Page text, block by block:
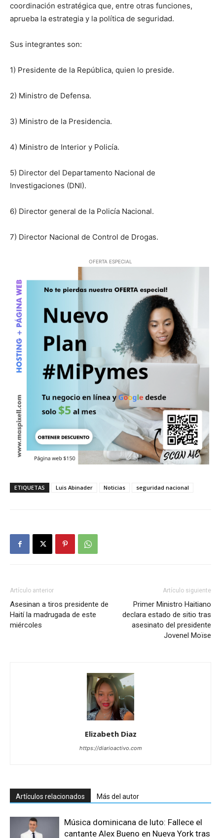
coordinación estratégica que, entre otras funciones,
aprueba la estrategia y la política de seguridad.
Sus integrantes son:
1) Presidente de la República, quien lo preside.
2) Ministro de Defensa.
3) Ministro de la Presidencia.
4) Ministro de Interior y Policía.
5) Director del Departamento Nacional de
Investigaciones (DNI).
6) Director general de la Policía Nacional.
7) Director Nacional de Control de Drogas.
OFERTA ESPECIAL
ETIQUETAS Luis Abinader Noticias seguridad nacional
Artículo anterior
Asesinan a tiros presidente de
Haití la madrugada de este
miércoles
Artículo siguiente
Primer Ministro Haitiano
declara estado de sitio tras
asesinato del presidente
Jovenel Moïse
Elizabeth Diaz
https://diarioactivo.com
Artículos relacionados Más del autor
Música dominicana de luto: Fallece el
cantante Alex Bueno en Nueva York tras